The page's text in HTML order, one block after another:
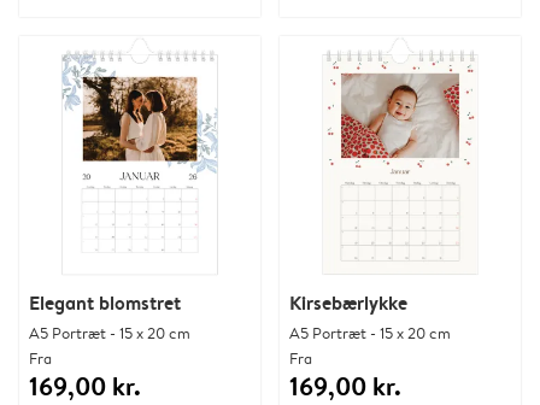
Elegant blomstret
A5 Portræt - 15 x 20 cm
Fra
169,00 kr.
Kirsebærlykke
A5 Portræt - 15 x 20 cm
Fra
169,00 kr.